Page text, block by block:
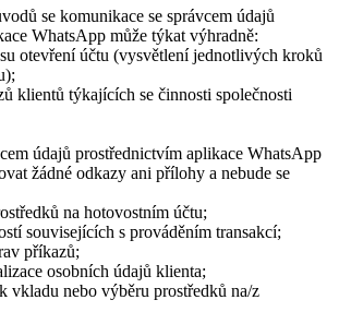
se komunikace se správcem údajů
WhatsApp může týkat výhradně:
otevření účtu (vysvětlení jednotlivých kroků
klientů týkajících se činnosti společnosti
údajů prostřednictvím aplikace WhatsApp
žádné odkazy ani přílohy a nebude se
na hotovostním účtu;
souvisejících s prováděním transakcí;
příkazů;
osobních údajů klienta;
vkladu nebo výběru prostředků na/z